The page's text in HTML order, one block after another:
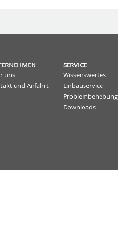
uns
und Anfahrt
SERVICE
Wissenswertes
Einbauservice
Problembehebung
Downloads